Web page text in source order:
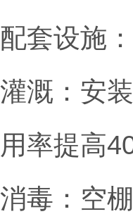
配套设施
灌溉：安
用率提高
消毒：空